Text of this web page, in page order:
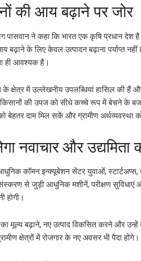
की आय बढ़ाने पर जोर
पासवान ने कहा कि भारत एक कृषि प्रधान देश
के लिए केवल उत्पादन बढ़ाना पर्याप्त नहीं
ही आवश्यक है।
के क्षेत्र में उल्लेखनीय उपलब्धियां हासिल की हैं
की उपज को सीधे कच्चे रूप में बेचने के
बेहतर दाम मिल सकें और ग्रामीण अर्थव्यवस्था
नवाचार और उद्यमिता
कॉमन इन्क्यूबेशन सेंटर युवाओं, स्टार्टअप्स,
से जुड़ी आधुनिक मशीनें, परीक्षण सुविधाएं
होगी।
मूल्य बढ़ाने, नए उत्पाद विकसित करने और
क्षेत्रों में रोजगार के नए अवसर भी पैदा होंगे।